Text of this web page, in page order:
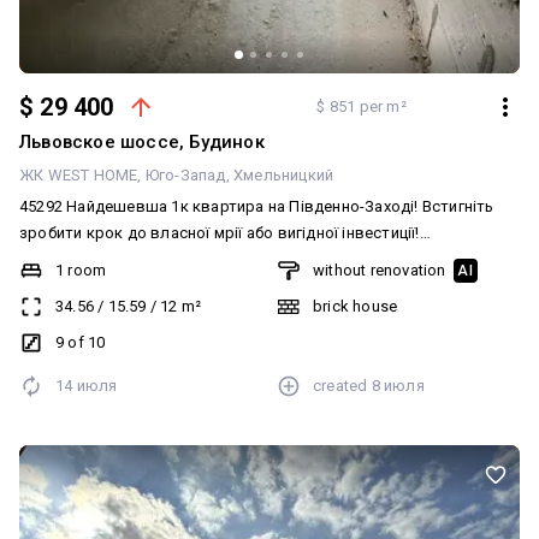
комісія та переуступка; Не втрачайте гарячу пропозицію. Деталі
Нижняя Береговая улица, Будинок
ЖК Spring Town New Riviera
Хмельницкий
40514 НАЙДЕШЕВША квартира в новобудові на етапі здачі!